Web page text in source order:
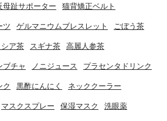
母趾サポーター 猫背矯正ベルト
ツ ゲルマニウムブレスレット ごぼう茶
ア茶 スギナ茶 高麗人参茶
ブチャ ノニジュース プラセンタドリンク
ク 黒酢にんにく ネッククーラー
マスクスプレー 保湿マスク 洗眼薬